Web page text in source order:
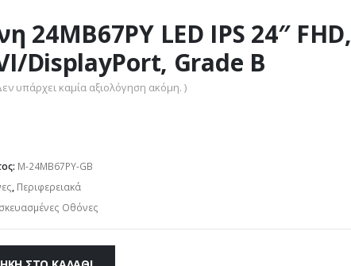
24MB67PY LED IPS 24″ FHD,
DisplayPort, Grade B
υπάρχει καμία αξιολόγηση ακόμη. )
M-24MB67PY-GB
, Περιφερειακά
Οθόνες